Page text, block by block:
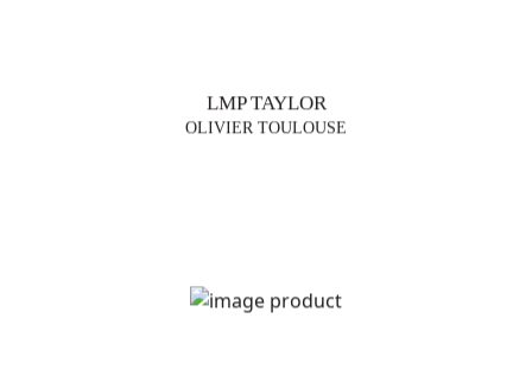
LMP TAYLOR
OLIVIER TOULOUSE